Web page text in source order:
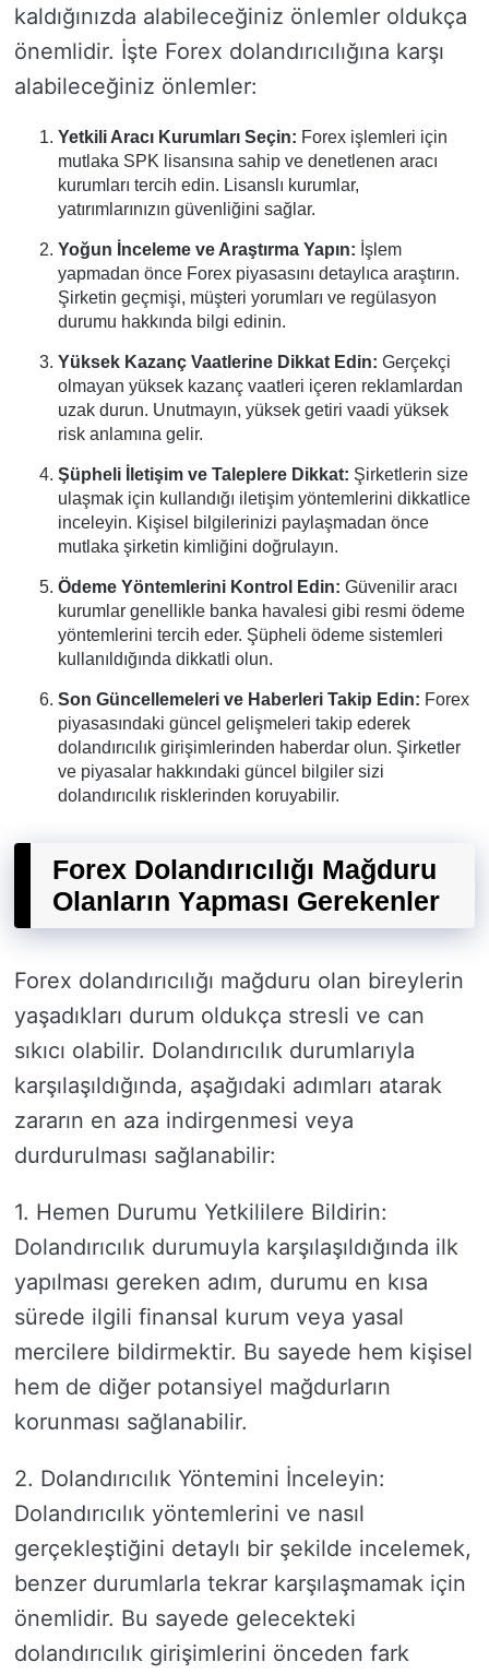
kaldığınızda alabileceğiniz önlemler oldukça
önemlidir. İşte Forex dolandırıcılığına karşı
alabileceğiniz önlemler:
Yetkili Aracı Kurumları Seçin: Forex işlemleri için
mutlaka SPK lisansına sahip ve denetlenen aracı
kurumları tercih edin. Lisanslı kurumlar,
yatırımlarınızın güvenliğini sağlar.
Yoğun İnceleme ve Araştırma Yapın: İşlem
yapmadan önce Forex piyasasını detaylıca araştırın.
Şirketin geçmişi, müşteri yorumları ve regülasyon
durumu hakkında bilgi edinin.
Yüksek Kazanç Vaatlerine Dikkat Edin: Gerçekçi
olmayan yüksek kazanç vaatleri içeren reklamlardan
uzak durun. Unutmayın, yüksek getiri vaadi yüksek
risk anlamına gelir.
Şüpheli İletişim ve Taleplere Dikkat: Şirketlerin size
ulaşmak için kullandığı iletişim yöntemlerini dikkatlice
inceleyin. Kişisel bilgilerinizi paylaşmadan önce
mutlaka şirketin kimliğini doğrulayın.
Ödeme Yöntemlerini Kontrol Edin: Güvenilir aracı
kurumlar genellikle banka havalesi gibi resmi ödeme
yöntemlerini tercih eder. Şüpheli ödeme sistemleri
kullanıldığında dikkatli olun.
Son Güncellemeleri ve Haberleri Takip Edin: Forex
piyasasındaki güncel gelişmeleri takip ederek
dolandırıcılık girişimlerinden haberdar olun. Şirketler
ve piyasalar hakkındaki güncel bilgiler sizi
dolandırıcılık risklerinden koruyabilir.
Forex Dolandırıcılığı Mağduru
Olanların Yapması Gerekenler
Forex dolandırıcılığı mağduru olan bireylerin
yaşadıkları durum oldukça stresli ve can
sıkıcı olabilir. Dolandırıcılık durumlarıyla
karşılaşıldığında, aşağıdaki adımları atarak
zararın en aza indirgenmesi veya
durdurulması sağlanabilir:
1. Hemen Durumu Yetkililere Bildirin:
Dolandırıcılık durumuyla karşılaşıldığında ilk
yapılması gereken adım, durumu en kısa
sürede ilgili finansal kurum veya yasal
mercilere bildirmektir. Bu sayede hem kişisel
hem de diğer potansiyel mağdurların
korunması sağlanabilir.
2. Dolandırıcılık Yöntemini İnceleyin:
Dolandırıcılık yöntemlerini ve nasıl
gerçekleştiğini detaylı bir şekilde incelemek,
benzer durumlarla tekrar karşılaşmamak için
önemlidir. Bu sayede gelecekteki
dolandırıcılık girişimlerini önceden fark